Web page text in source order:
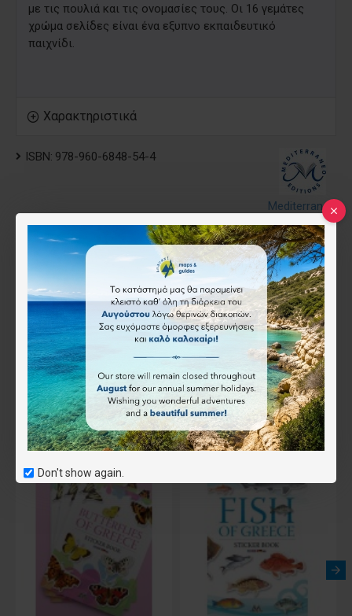
Don't show again.
με τις πουλιά και τις ονομασίες τους. Οι 16 γεμάτες
χρώμα σελίδες είναι ένα εξυπνο εκπαιδευτικό
παιχνίδι.
Χαρακτηριστικά
ISBN: 978-960-6848-54-4
Mediterraneo
8.50€
Επιθυμητό
Συνδύασέ το Αγοράστηκε μαζί